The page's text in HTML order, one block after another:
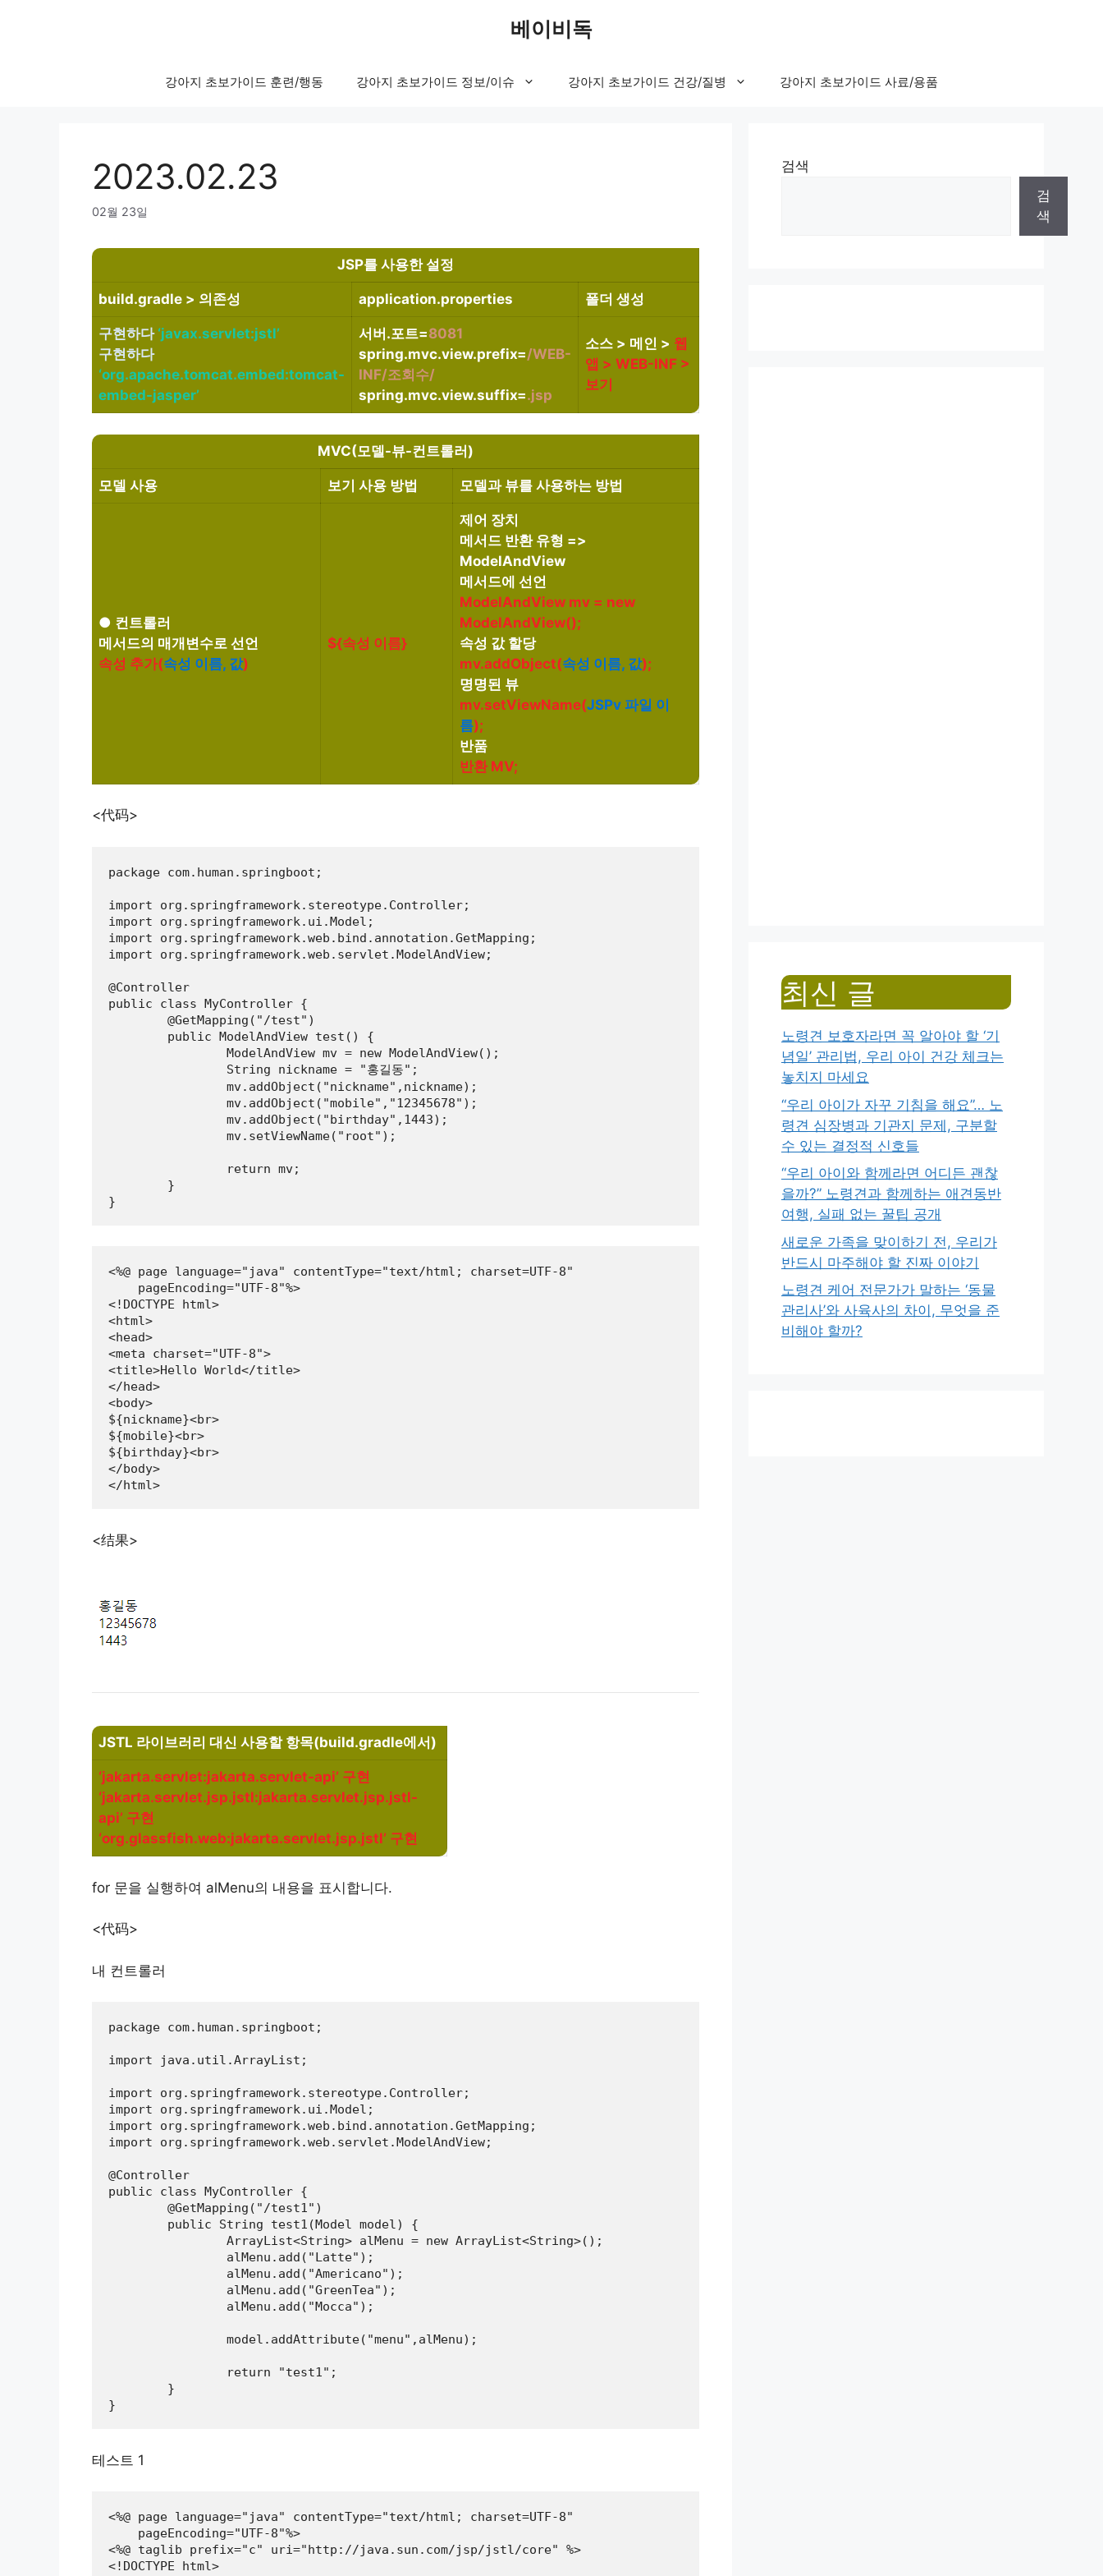
베이비독
강아지 초보가이드 훈련/행동 강아지 초보가이드 정보/이슈 강아지 초보가이드 건강/질병 강아지 초보가이드 사료/용품
2023.02.23
02월 23일
JSP를 사용한 설정
build.gradle > 의존성 application.properties 폴더 생성
구현하다 ‘javax.servlet:jstl’
구현하다
‘org.apache.tomcat.embed:tomcat-
embed-jasper’
서버.포트=8081
spring.mvc.view.prefix=/WEB-
INF/조회수/
spring.mvc.view.suffix=.jsp
소스 > 메인 > 웹
앱 > WEB-INF >
보기
MVC(모델-뷰-컨트롤러)
모델 사용 보기 사용 방법 모델과 뷰를 사용하는 방법
● 컨트롤러
메서드의 매개변수로 선언
속성 추가(속성 이름, 값)
${속성 이름}
제어 장치
메서드 반환 유형 =>
ModelAndView
메서드에 선언
ModelAndView mv = new
ModelAndView();
속성 값 할당
mv.addObject(속성 이름, 값);
명명된 뷰
mv.setViewName(JSPv 파일 이
름);
반품
반환 MV;
<代码>
package com.human.springboot;
import org.springframework.stereotype.Controller;
import org.springframework.ui.Model;
import org.springframework.web.bind.annotation.GetMapping;
import org.springframework.web.servlet.ModelAndView;
@Controller
public class MyController {
}
<%@ page language="java" contentType="text/html; charset=UTF-8"
    pageEncoding="UTF-8"%>
<!DOCTYPE html>
<html>
<head>
<meta charset="UTF-8">
<title>Hello World</title>
</head>
<body>
${nickname}<br>
${mobile}<br>
${birthday}<br>
</body>
</html>
<结果>
JSTL 라이브러리 대신 사용할 항목(build.gradle에서)
‘jakarta.servlet:jakarta.servlet-api’ 구현
‘jakarta.servlet.jsp.jstl:jakarta.servlet.jsp.jstl-
api’ 구현
‘org.glassfish.web:jakarta.servlet.jsp.jstl’ 구현
for 문을 실행하여 alMenu의 내용을 표시합니다.
<代码>
내 컨트롤러
package com.human.springboot;
import java.util.ArrayList;
import org.springframework.stereotype.Controller;
import org.springframework.ui.Model;
import org.springframework.web.bind.annotation.GetMapping;
import org.springframework.web.servlet.ModelAndView;
@Controller
public class MyController {
}
테스트 1
<%@ page language="java" contentType="text/html; charset=UTF-8"
    pageEncoding="UTF-8"%>
<%@ taglib prefix="c" uri="http://java.sun.com/jsp/jstl/core" %>
<!DOCTYPE html>
검색
검
색
최신 글
노령견 보호자라면 꼭 알아야 할 ‘기
념일’ 관리법, 우리 아이 건강 체크는
놓치지 마세요
“우리 아이가 자꾸 기침을 해요”… 노
령견 심장병과 기관지 문제, 구분할
수 있는 결정적 신호들
“우리 아이와 함께라면 어디든 괜찮
을까?” 노령견과 함께하는 애견동반
여행, 실패 없는 꿀팁 공개
새로운 가족을 맞이하기 전, 우리가
반드시 마주해야 할 진짜 이야기
노령견 케어 전문가가 말하는 ‘동물
관리사’와 사육사의 차이, 무엇을 준
비해야 할까?